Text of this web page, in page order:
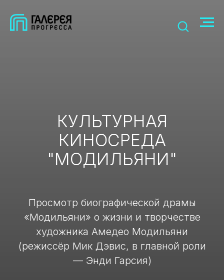
КУЛЬТУРНАЯ
КИНОСРЕДА
"МОДИЛЬЯНИ"
Просмотр биографической драмы
«Модильяни» о жизни и творчестве
художника Амедео Модильяни
(режиссёр Мик Дэвис, в главной роли
— Энди Гарсия)